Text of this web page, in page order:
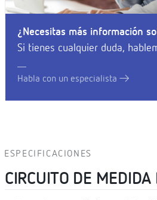
¿Necesitas más información
Si tienes cualquier duda,
Habla con un especialista
ESPECIFICACIONES
CIRCUITO DE MEDIDA